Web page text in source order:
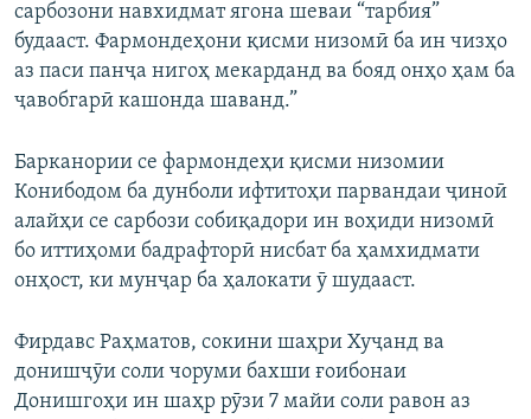
сарбозони навхидмат ягона шеваи “тарбия”
будааст. Фармондеҳони қисми низомӣ ба ин чизҳо
аз паси панҷа нигоҳ мекарданд ва бояд онҳо ҳам ба
ҷавобгарӣ кашонда шаванд.”
Барканории се фармондеҳи қисми низомии
Конибодом ба дунболи ифтитоҳи парвандаи ҷиноӣ
алайҳи се сарбози собиқадори ин воҳиди низомӣ
бо иттиҳоми бадрафторӣ нисбат ба ҳамхидмати
онҳост, ки мунҷар ба ҳалокати ӯ шудааст.
Фирдавс Раҳматов, сокини шаҳри Хуҷанд ва
донишҷӯи соли чоруми бахши ғоибонаи
Донишгоҳи ин шаҳр рӯзи 7 майи соли равон аз